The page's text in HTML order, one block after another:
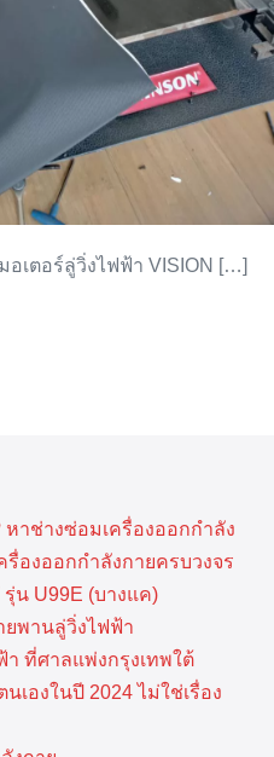
เตอร์ลู่วิ่งไฟฟ้า VISION […]
าช่างซ่อมเครื่องออกกำลัง
องออกกำลังกายครบวงจร
รุ่น U99E (บางแค)
พานลู่วิ่งไฟฟ้า
ที่​ศาลแพ่งกรุงเทพ​ใต้
เองในปี 2024 ไม่ใช่เรื่อง